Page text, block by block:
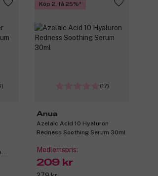
Köp 2, få 25%
(17)
Anua
Azelaic Acid 10 Hyaluron
Redness Soothing Serum 30ml
Medlemspris:
209 kr